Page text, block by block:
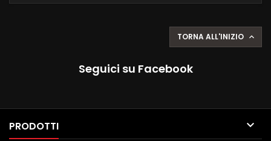
TORNA ALL'INIZIO 
Seguici su Facebook
PRODOTTI 